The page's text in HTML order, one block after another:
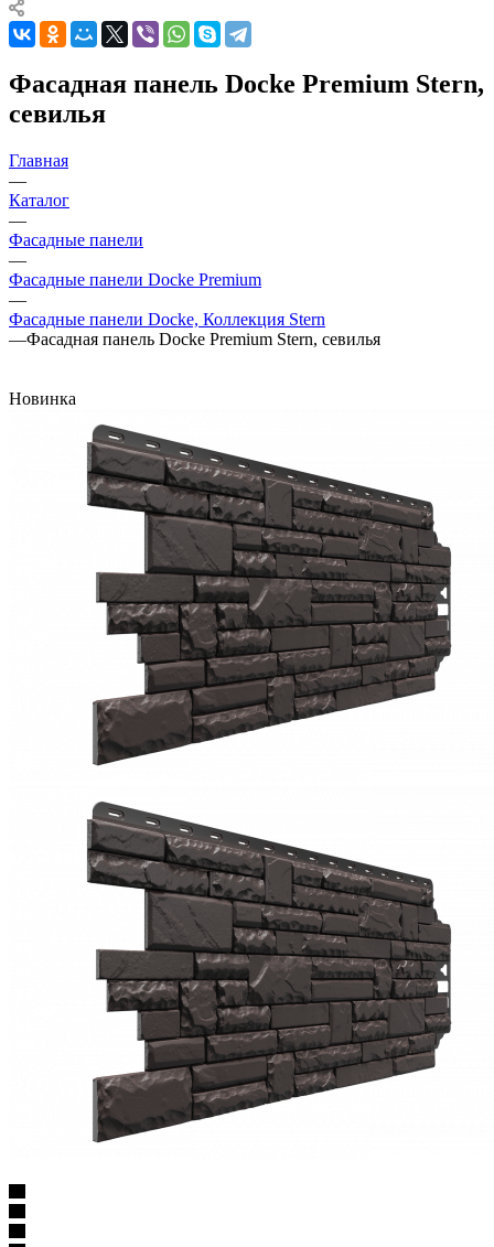
Фасадная панель Docke Premium Stern,
севилья
Главная
—
Каталог
—
Фасадные панели
—
Фасадные панели Docke Premium
—
Фасадные панели Docke, Коллекция Stern
—Фасадная панель Docke Premium Stern, севилья
Новинка